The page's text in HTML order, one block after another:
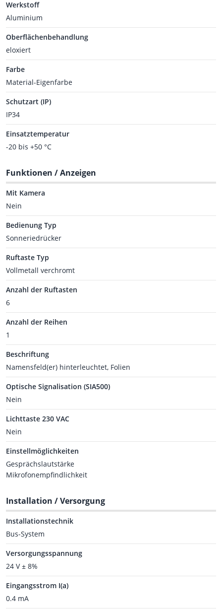
Werkstoff
Aluminium
Oberflächenbehandlung
eloxiert
Farbe
Material-Eigenfarbe
Schutzart (IP)
IP34
Einsatztemperatur
-20 bis +50 °C
Funktionen / Anzeigen
Mit Kamera
Nein
Bedienung Typ
Sonneriedrücker
Ruftaste Typ
Vollmetall verchromt
Anzahl der Ruftasten
6
Anzahl der Reihen
1
Beschriftung
Namensfeld(er) hinterleuchtet, Folien
Optische Signalisation (SIA500)
Nein
Lichttaste 230 VAC
Nein
Einstellmöglichkeiten
Gesprächslautstärke
Mikrofonempfindlichkeit
Installation / Versorgung
Installationstechnik
Bus-System
Versorgungsspannung
24 V ± 8%
Eingangsstrom I(a)
0.4 mA